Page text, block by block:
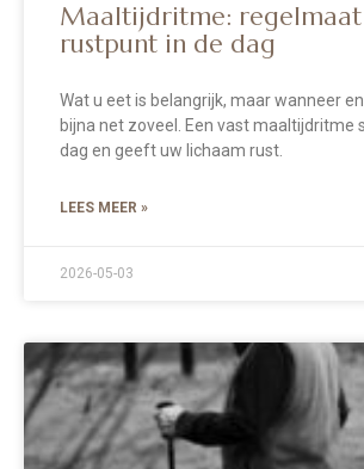
Maaltijdritme: regelmaat
rustpunt in de dag
Wat u eet is belangrijk, maar wanneer
bijna net zoveel. Een vast maaltijdritme
dag en geeft uw lichaam rust.
LEES MEER »
2026-05-03